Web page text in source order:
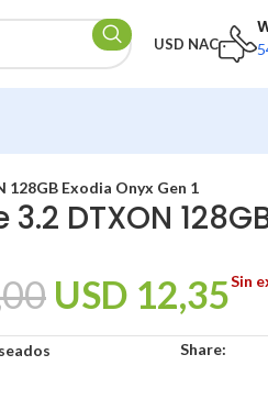
USD NAC
128GB Exodia Onyx Gen 1
3.2 DTXON
USD 12,35Sin
Share: